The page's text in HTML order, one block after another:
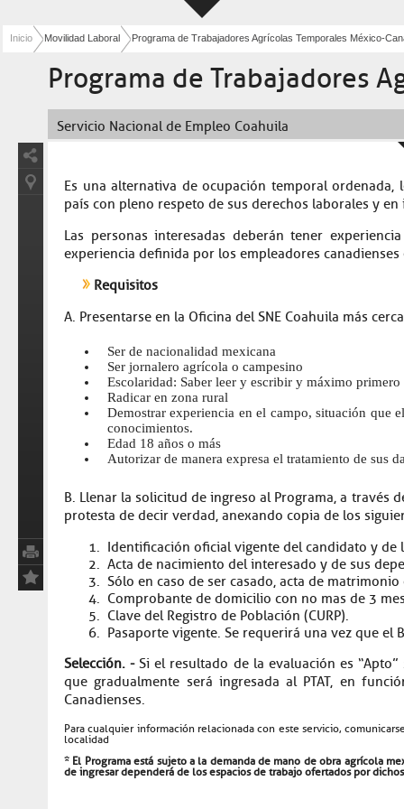
Inicio Movilidad Laboral Programa de Trabajadores Agrícolas Temporales México-
Programa de Trabajadores
Servicio Nacional de Empleo Coahuila
Es una alternativa de ocupación temporal
país con pleno respeto de sus derechos laborales y
Las personas interesadas deberán tener
experiencia definida por los empleadores canadienses
Requisitos
A. Presentarse en la Oficina del SNE Coahuila más
Ser de nacionalidad mexicana
Ser jornalero agrícola o campesino
Escolaridad: Saber leer y escribir y máximo primero
Radicar en zona rural
Demostrar experiencia en el campo, situación que
conocimientos.
Edad 18 años o más
Autorizar de manera expresa el tratamiento de sus
B. Llenar la solicitud de ingreso al Programa, a
protesta de decir verdad, anexando copia de los
Identificación oficial vigente del candidato y
Acta de nacimiento del interesado y de sus
Sólo en caso de ser casado, acta de
Comprobante de domicilio con no mas de 3
Clave del Registro de Población (CURP).
Pasaporte vigente. Se requerirá una vez que
Selección. -Si el resultado de la evaluación es
que gradualmente será ingresada al PTAT, en
Canadienses.
Para cualquier información relacionada con este servicio,
localidad
* El Programa está sujeto a la demanda de mano de obra agrícola
de ingresar dependerá de los espacios de trabajo ofertados por